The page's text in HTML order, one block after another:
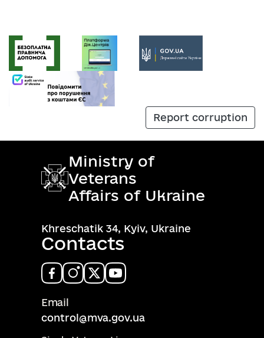
Report corruption
Ministry of
Veterans
Affairs of Ukraine
Khreschatik 34, Kyiv, Ukraine
Contacts
Email
control@mva.gov.ua